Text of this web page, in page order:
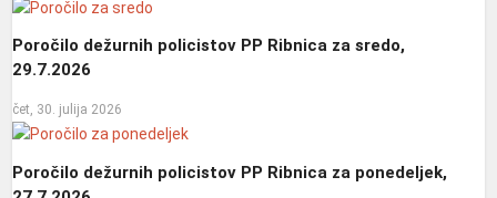
Poročilo dežurnih policistov PP Ribnica za sredo,
29.7.2026
čet, 30. julija 2026
Poročilo dežurnih policistov PP Ribnica za ponedeljek,